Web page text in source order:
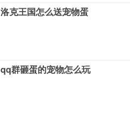
洛克王国怎么送宠物蛋
qq群砸蛋的宠物怎么玩